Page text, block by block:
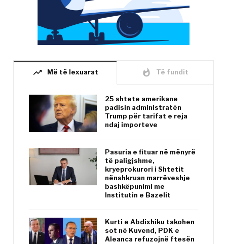
trending_up Më të lexuarat whatshot Të fundit
25 shtete amerikane
padisin administratën
Trump për tarifat e reja
ndaj importeve
Pasuria e fituar në mënyrë
të paligjshme,
kryeprokurori i Shtetit
nënshkruan marrëveshje
bashkëpunimi me
Institutin e Bazelit
Kurti e Abdixhiku takohen
sot në Kuvend, PDK e
Aleanca refuzojnë ftesën